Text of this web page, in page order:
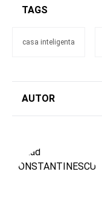
TAGS
casa inteligenta
AUTOR